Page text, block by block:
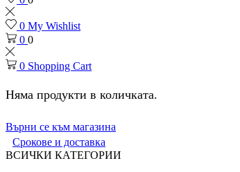
0 My Wishlist
0 0
0 Shopping Cart
Няма продукти в количката.
Върни се към магазина
Срокове и доставка
ВСИЧКИ КАТЕГОРИИ